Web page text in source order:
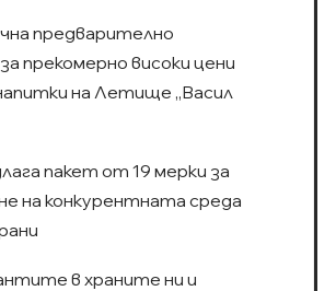
предварително
прекомерно високи цени
на Летище „Васил
пакет от 19 мерки за
на конкурентната среда
в храните ни и